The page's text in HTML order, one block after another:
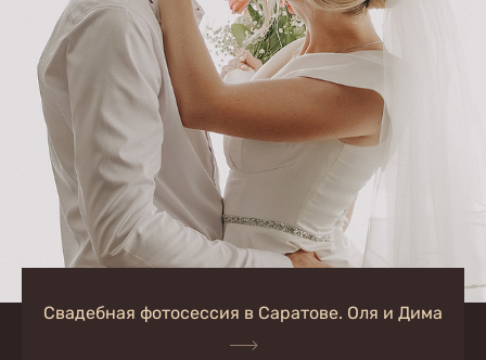
Свадебная фотосессия в Саратове. Оля и Дима